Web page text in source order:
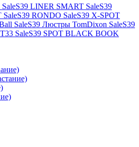
S39 LINER SMART SaleS39
S39 RONDO SaleS39 X-SPOT
SaleS39 Люстры TomDixon SaleS39
SaleS39 SPOT BLACK BOOK